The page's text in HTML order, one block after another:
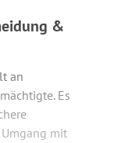
&
an
Es
mit